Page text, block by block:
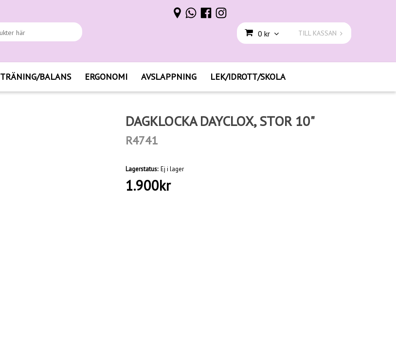
0 kr TILL KASSAN
TRÄNING/BALANS ERGONOMI AVSLAPPNING LEK/IDROTT/SKOLA
DAGKLOCKA DAYCLOX, STOR 10"
R4741
Lagerstatus: Ej i lager
1.900kr